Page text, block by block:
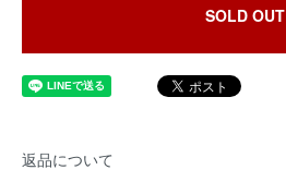
SOLD OUT
返品について